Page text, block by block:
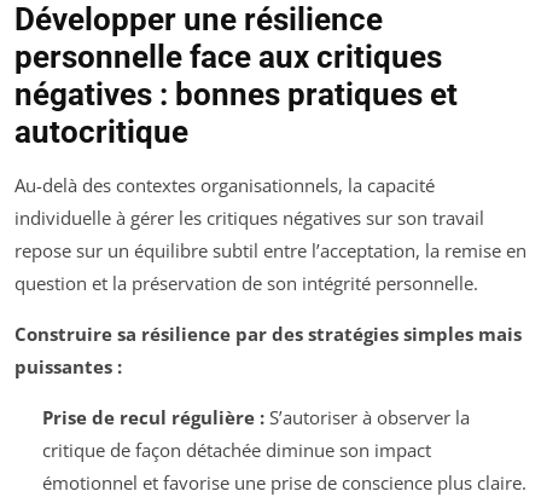
Développer une résilience
personnelle face aux critiques
négatives : bonnes pratiques et
autocritique
Au-delà des contextes organisationnels, la capacité
individuelle à gérer les critiques négatives sur son travail
repose sur un équilibre subtil entre l’acceptation, la remise en
question et la préservation de son intégrité personnelle.
Construire sa résilience par des stratégies simples mais
puissantes :
Prise de recul régulière :S’autoriser à observer la
critique de façon détachée diminue son impact
émotionnel et favorise une prise de conscience plus claire.